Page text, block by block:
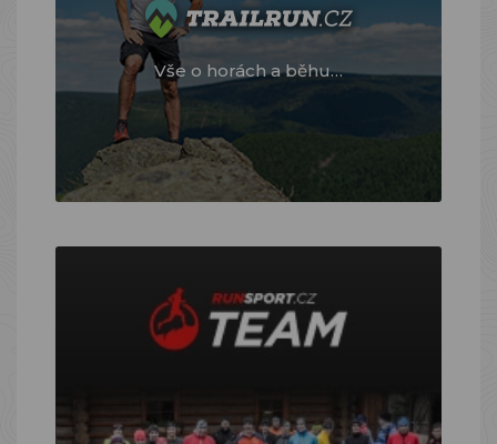
Vše o horách a běhu…